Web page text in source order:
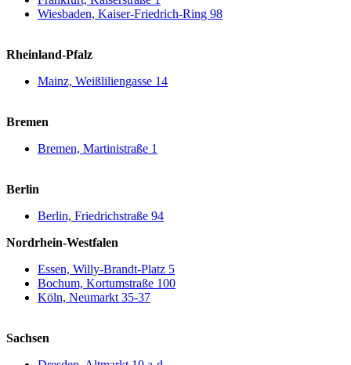
Wiesbaden, Kaiser-Friedrich-Ring 98
Rheinland-Pfalz
Mainz, Weißliliengasse 14
Bremen
Bremen, Martinistraße 1
Berlin
Berlin, Friedrichstraße 94
Nordrhein-Westfalen
Essen, Willy-Brandt-Platz 5
Bochum, Kortumstraße 100
Köln, Neumarkt 35-37
Sachsen